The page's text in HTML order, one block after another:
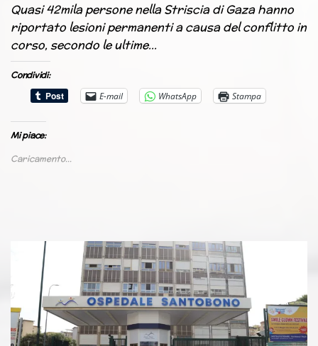
Quasi 42mila persone nella Striscia di Gaza hanno
riportato lesioni permanenti a causa del conflitto in
corso, secondo le ultime…
Condividi:
E-mail
WhatsApp Stampa
Mi piace:
Caricamento...